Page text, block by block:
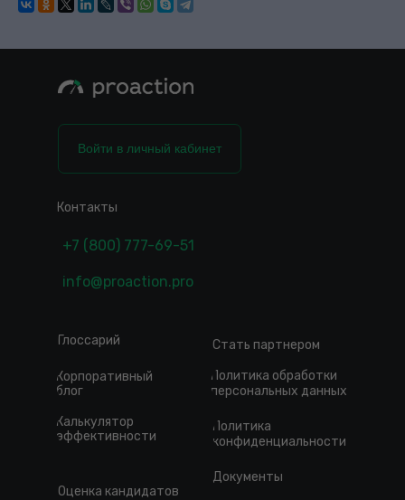
Войти в личный кабинет
Оценка кандидатов
Политика
конфиденциальности
Документы
Стать партнером
Корпоративный
блог
Калькулятор
эффективности
+7 (800) 777-69-51
info@proaction.pro
Политика обработки
персональных данных
Глоссарий
Контакты